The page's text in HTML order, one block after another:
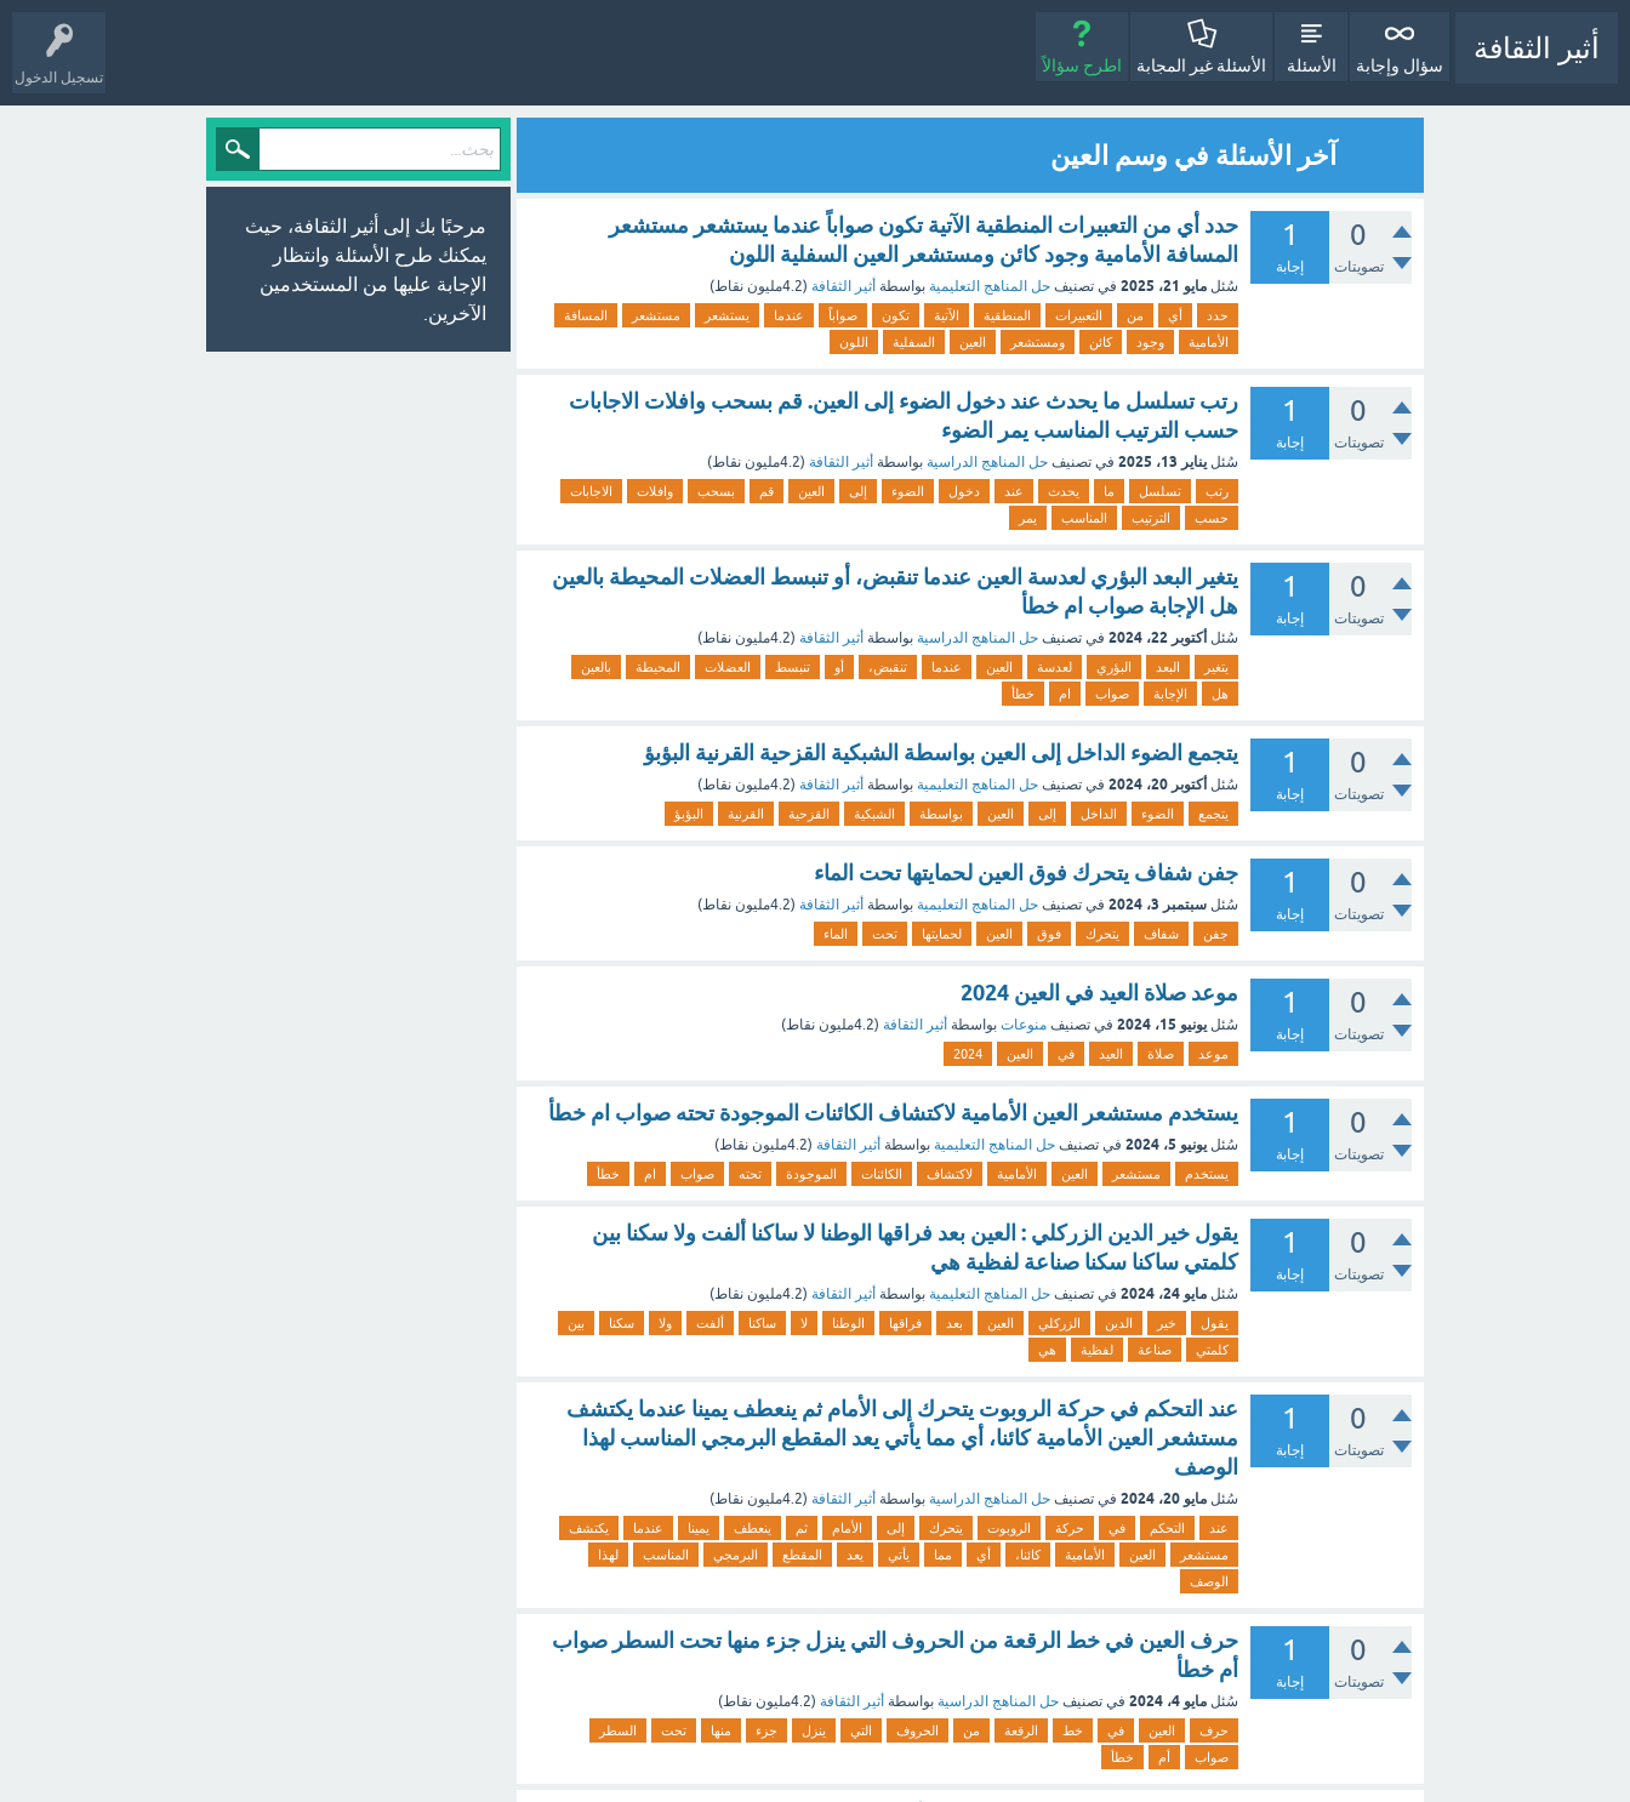
تسجيل الدخول
أثير الثقافة
سؤال وإجابة الأسئلة الأسئلة غير المجابة اطرح سؤالاً
آخر الأسئلة في وسم العين
0
تصويتات
1
إجابة
حدد أي من التعبيرات المنطقية الآتية تكون صواباً عندما يستشعر مستشعر
المسافة الأمامية وجود كائن ومستشعر العين السفلية اللون
سُئل مايو 21، 2025 في تصنيف حل المناهج التعليمية بواسطة أثير الثقافة (4.2مليون نقاط)
حدد أي من التعبيرات المنطقية الآتية تكون صواباً عندما يستشعر مستشعر
المسافة
الأمامية
وجود كائن ومستشعر العين السفلية اللون
0
تصويتات
1
إجابة
رتب تسلسل ما يحدث عند دخول الضوء إلى العين. قم بسحب وافلات الاجابات
حسب الترتيب المناسب يمر الضوء
سُئل يناير 13، 2025 في تصنيف حل المناهج الدراسية بواسطة أثير الثقافة (4.2مليون نقاط)
رتب تسلسل ما يحدث عند دخول الضوء إلى العين قم بسحب وافلات
الاجابات
حسب
الترتيب المناسب يمر
0
تصويتات
1
إجابة
يتغير البعد البؤري لعدسة العين عندما تنقبض، أو تنبسط العضلات المحيطة بالعين
هل الإجابة صواب ام خطأ
سُئل أكتوبر 22، 2024 في تصنيف حل المناهج الدراسية بواسطة أثير الثقافة (4.2مليون نقاط)
يتغير البعد البؤري لعدسة العين عندما تنقبض، أو تنبسط العضلات المحيطة
بالعين
هل
الإجابة صواب ام خطأ
0
تصويتات
1
إجابة
يتجمع الضوء الداخل إلى العين بواسطة الشبكية القزحية القرنية البؤبؤ
سُئل أكتوبر 20، 2024 في تصنيف حل المناهج التعليمية بواسطة أثير الثقافة (4.2مليون نقاط)
يتجمع الضوء الداخل إلى العين بواسطة الشبكية القزحية القرنية البؤبؤ
0
تصويتات
1
إجابة
جفن شفاف يتحرك فوق العين لحمايتها تحت الماء
سُئل سبتمبر 3، 2024 في تصنيف حل المناهج التعليمية بواسطة أثير الثقافة (4.2مليون نقاط)
جفن شفاف يتحرك فوق العين لحمايتها تحت الماء
0
تصويتات
1
إجابة
موعد صلاة العيد في العين 2024
سُئل يونيو 15، 2024 في تصنيف منوعات بواسطة أثير الثقافة (4.2مليون نقاط)
موعد صلاة العيد في العين 2024
0
تصويتات
1
إجابة
يستخدم مستشعر العين الأمامية لاكتشاف الكائنات الموجودة تحته صواب ام خطأ
سُئل يونيو 5، 2024 في تصنيف حل المناهج التعليمية بواسطة أثير الثقافة (4.2مليون نقاط)
يستخدم مستشعر العين الأمامية لاكتشاف الكائنات الموجودة تحته صواب ام خطأ
0
تصويتات
1
إجابة
يقول خير الدين الزركلي : العين بعد فراقها الوطنا لا ساكنا ألفت ولا سكنا بين
كلمتي ساكنا سكنا صناعة لفظية هي
سُئل مايو 24، 2024 في تصنيف حل المناهج التعليمية بواسطة أثير الثقافة (4.2مليون نقاط)
يقول خير الدين الزركلي العين بعد فراقها الوطنا لا ساكنا ألفت ولا سكنا
بين
كلمتي
صناعة لفظية هي
0
تصويتات
1
إجابة
عند التحكم في حركة الروبوت يتحرك إلى الأمام ثم ينعطف يمينا عندما يكتشف
مستشعر العين الأمامية كائنا، أي مما يأتي يعد المقطع البرمجي المناسب لهذا
الوصف
سُئل مايو 20، 2024 في تصنيف حل المناهج الدراسية بواسطة أثير الثقافة (4.2مليون نقاط)
عند التحكم في حركة الروبوت يتحرك إلى الأمام ثم ينعطف يمينا عندما
يكتشف
مستشعر
العين الأمامية كائنا، أي مما يأتي يعد المقطع البرمجي المناسب
لهذا
الوصف
0
تصويتات
1
إجابة
حرف العين في خط الرقعة من الحروف التي ينزل جزء منها تحت السطر صواب
أم خطأ
سُئل مايو 4، 2024 في تصنيف حل المناهج الدراسية بواسطة أثير الثقافة (4.2مليون نقاط)
حرف العين في خط الرقعة من الحروف التي ينزل جزء منها تحت
السطر
صواب
أم خطأ
مرحبًا بك إلى أثير الثقافة، حيث
يمكنك طرح الأسئلة وانتظار
الإجابة عليها من المستخدمين
الآخرين.